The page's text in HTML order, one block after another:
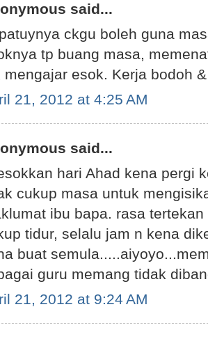
said...
ckgu boleh guna
tp buang masa,
mengajar esok. Kerja bodoh
21, 2012 at 4:25 AM
said...
hari Ahad kena pergi
cukup masa untuk
ibu bapa. rasa
tidur, selalu jam n kena
buat
guru memang tidak
21, 2012 at 9:24 AM